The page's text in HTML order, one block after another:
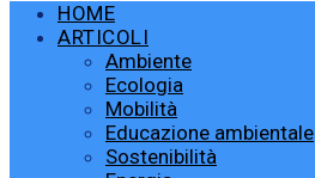
HOME
ARTICOLI
Ambiente
Ecologia
Mobilità
Educazione ambientale
Sostenibilità